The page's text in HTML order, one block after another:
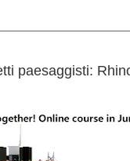
paesaggisti: